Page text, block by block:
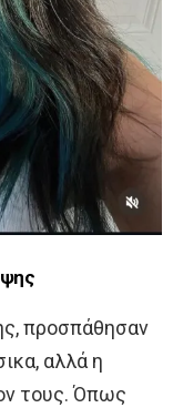
προσπάθησαν
αλλά η
τους. Όπως